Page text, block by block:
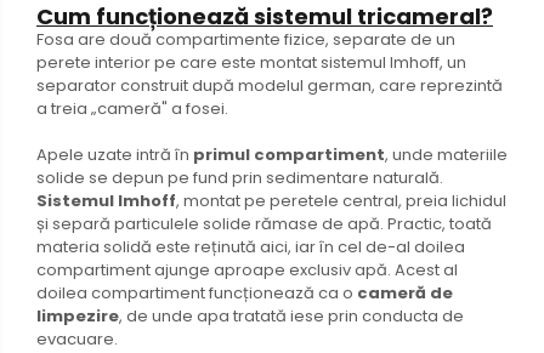
Cum funcționează sistemul tricameral?
Fosa are două compartimente fizice, separate de un
perete interior pe care este montat sistemul Imhoff, un
separator construit după modelul german, care reprezintă
a treia „cameră" a fosei.
Apele uzate intră în primul compartiment, unde materiile
solide se depun pe fund prin sedimentare naturală.
Sistemul Imhoff, montat pe peretele central, preia lichidul
și separă particulele solide rămase de apă. Practic, toată
materia solidă este reținută aici, iar în cel de-al doilea
compartiment ajunge aproape exclusiv apă. Acest al
doilea compartiment funcționează ca o cameră de
limpezire, de unde apa tratată iese prin conducta de
evacuare.